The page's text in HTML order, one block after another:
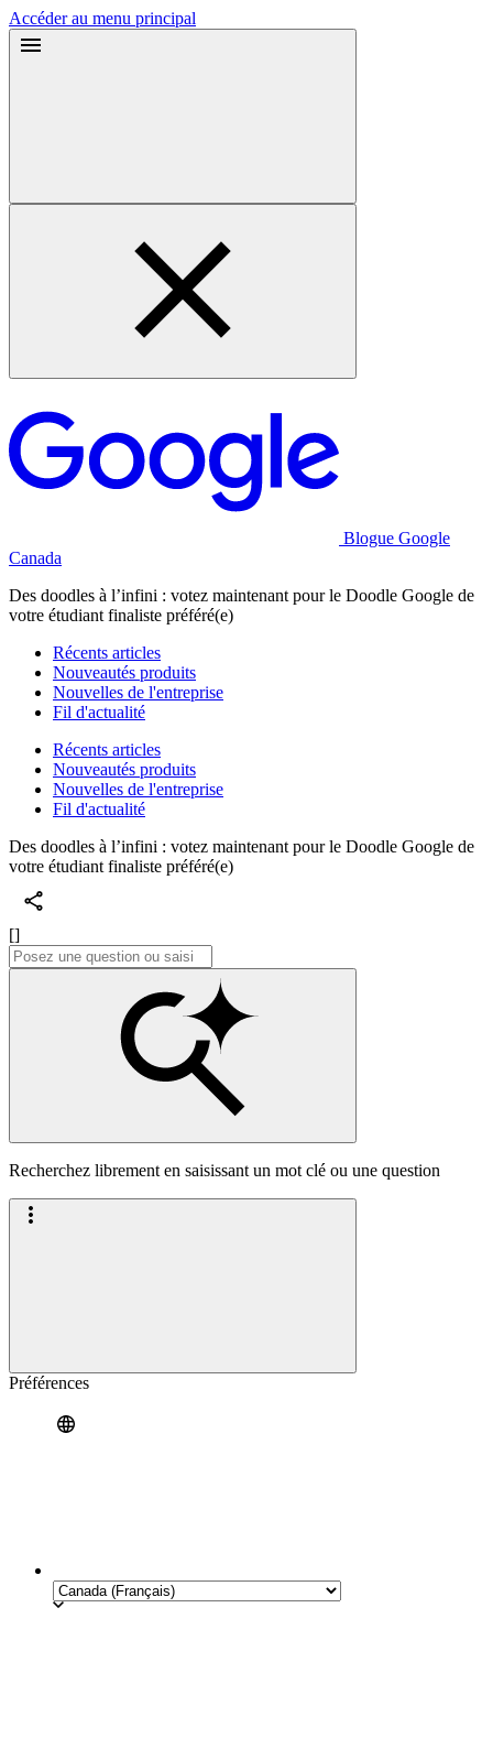
Accéder au menu principal
Blogue Google
Canada
Des doodles à l’infini : votez maintenant pour le Doodle Google de
votre étudiant finaliste préféré(e)
Récents articles
Nouveautés produits
Nouvelles de l'entreprise
Fil d'actualité
Récents articles
Nouveautés produits
Nouvelles de l'entreprise
Fil d'actualité
Des doodles à l’infini : votez maintenant pour le Doodle Google de
votre étudiant finaliste préféré(e)
[]
Recherchez librement en saisissant un mot clé ou une question
Préférences